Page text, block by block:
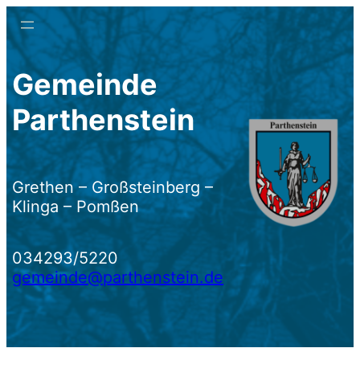
Zum
Inhalt
springen
Gemeinde
Parthenstein
Grethen – Großsteinberg –
Klinga – Pomßen
034293/5220
gemeinde@parthenstein.de